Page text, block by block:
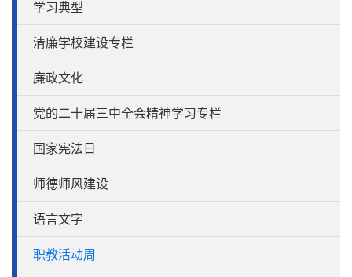
学习典型
清廉学校建设专栏
廉政文化
党的二十届三中全会精神学习专栏
国家宪法日
师德师风建设
语言文字
职教活动周